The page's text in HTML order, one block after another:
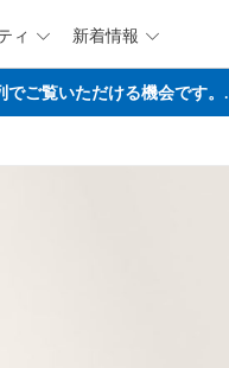
ィ  新着情報 
ご覧いただける機会です。.